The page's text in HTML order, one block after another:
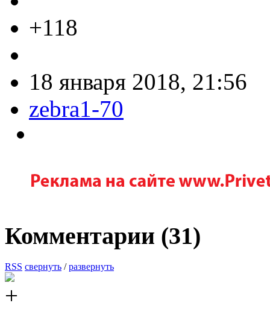
+118
18 января 2018, 21:56
zebra1-70
Комментарии (31)
RSS свернуть /развернуть